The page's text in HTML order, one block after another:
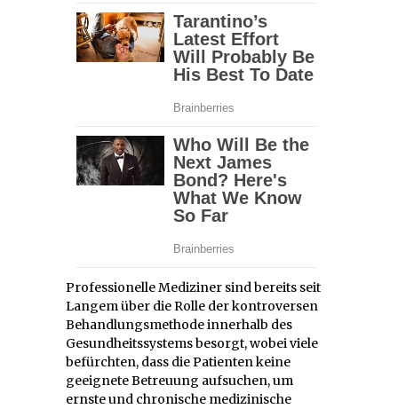
Professionelle Mediziner sind bereits seit
Langem über die Rolle der kontroversen
Behandlungsmethode innerhalb des
Gesundheitssystems besorgt, wobei viele
befürchten, dass die Patienten keine
geeignete Betreuung aufsuchen, um
ernste und chronische medizinische